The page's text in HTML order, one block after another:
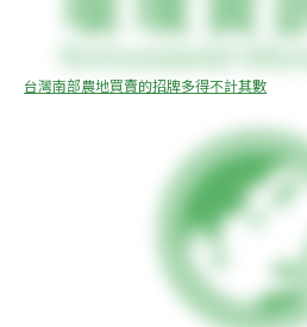
台灣南部農地買賣的招牌多得不計其數